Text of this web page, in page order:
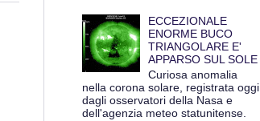
ECCEZIONALE
ENORME BUCO
TRIANGOLARE E'
APPARSO SUL SOLE
Curiosa anomalia
nella corona solare, registrata oggi
dagli osservatori della Nasa e
dell'agenzia meteo statunitense.